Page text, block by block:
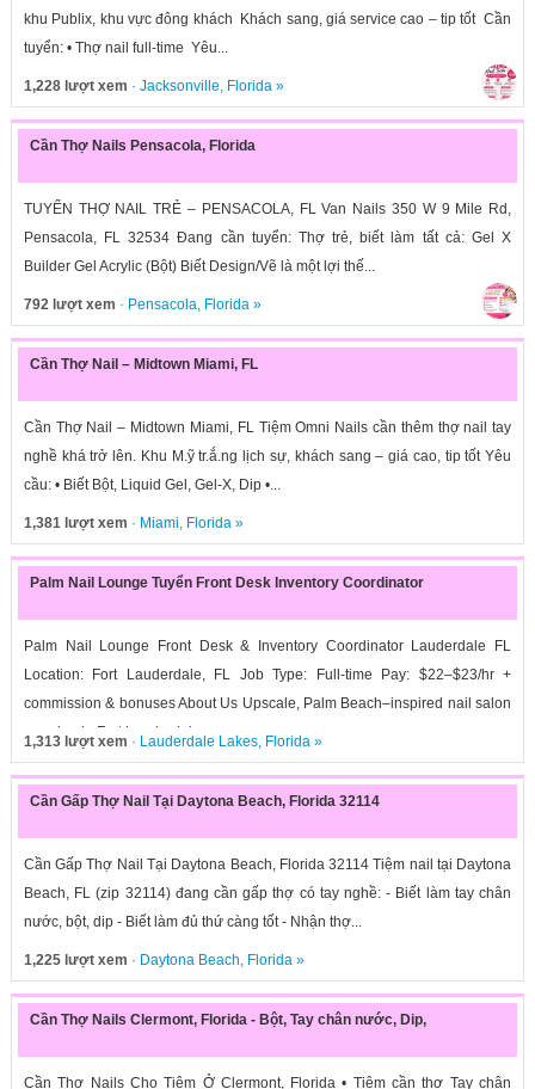
khu Publix, khu vực đông khách Khách sang, giá service cao – tip tốt Cần
tuyển: • Thợ nail full-time Yêu...
1,228 lượt xem · Jacksonville, Florida»
Cần Thợ Nails Pensacola, Florida
TUYỂN THỢ NAIL TRẺ – PENSACOLA, FL Van Nails 350 W 9 Mile Rd,
Pensacola, FL 32534 Đang cần tuyển: Thợ trẻ, biết làm tất cả: Gel X
Builder Gel Acrylic (Bột) Biết Design/Vẽ là một lợi thế...
792 lượt xem · Pensacola, Florida»
Cần Thợ Nail – Midtown Miami, FL
Cần Thợ Nail – Midtown Miami, FL Tiệm Omni Nails cần thêm thợ nail tay
nghề khá trở lên. Khu M.ỹ tr.ắ.ng lịch sự, khách sang – giá cao, tip tốt Yêu
cầu: • Biết Bột, Liquid Gel, Gel-X, Dip •...
1,381 lượt xem · Miami, Florida»
Palm Nail Lounge Tuyển Front Desk Inventory Coordinator
Palm Nail Lounge Front Desk & Inventory Coordinator Lauderdale FL
Location: Fort Lauderdale, FL Job Type: Full-time Pay: $22–$23/hr +
commission & bonuses About Us Upscale, Palm Beach–inspired nail salon
opening in Fort Lauderdale....
1,313 lượt xem · Lauderdale Lakes, Florida»
Cần Gấp Thợ Nail Tại Daytona Beach, Florida 32114
Cần Gấp Thợ Nail Tại Daytona Beach, Florida 32114 Tiệm nail tại Daytona
Beach, FL (zip 32114) đang cần gấp thợ có tay nghề: - Biết làm tay chân
nước, bột, dip - Biết làm đủ thứ càng tốt - Nhận thợ...
1,225 lượt xem · Daytona Beach, Florida»
Cần Thợ Nails Clermont, Florida - Bột, Tay chân nước, Dip,
Cần Thợ Nails Cho Tiệm Ở Clermont, Florida • Tiệm cần thợ Tay chân